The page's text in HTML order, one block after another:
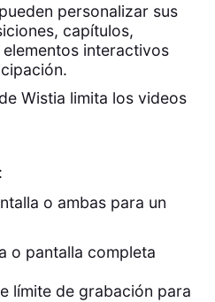
personalizar sus
capítulos,
interactivos
Wistia limita los videos
o ambas para un
o pantalla completa
límite de grabación para